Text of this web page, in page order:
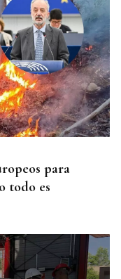
para
todo es